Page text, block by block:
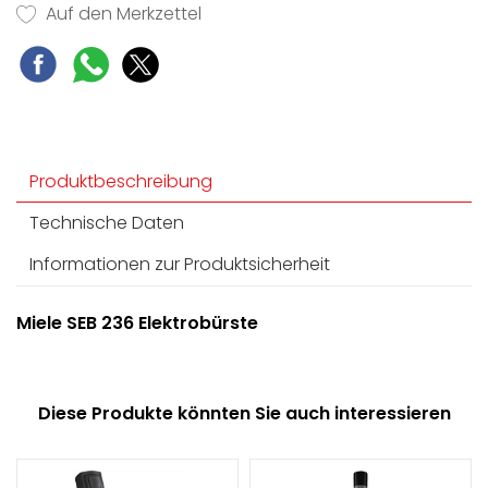
unentdeckt
Direktkontakt zum Nachrüsten an Geräte mit
Elektrosaugschlauch
Auf den Merkzettel
Produktbeschreibung
Technische Daten
Informationen zur Produktsicherheit
Miele SEB 236 Elektrobürste
Diese Produkte könnten Sie auch interessieren